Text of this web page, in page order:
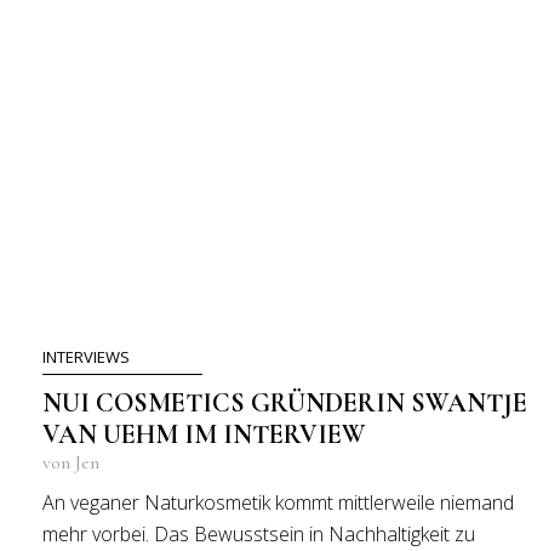
INTERVIEWS
NUI COSMETICS GRÜNDERIN SWANTJE
VAN UEHM IM INTERVIEW
von Jen
An veganer Naturkosmetik kommt mittlerweile niemand
mehr vorbei. Das Bewusstsein in Nachhaltigkeit zu